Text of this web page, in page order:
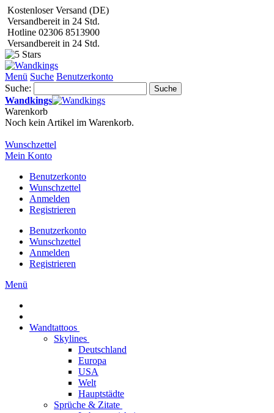
Kostenloser Versand (DE)
Versandbereit in 24 Std.
Hotline 02306 8513900
Versandbereit in 24 Std.
Menü Suche Benutzerkonto
Suche:
Suche
Wandkings
Warenkorb
Noch kein Artikel im Warenkorb.
Wunschzettel
Mein Konto
Benutzerkonto
Wunschzettel
Anmelden
Registrieren
Benutzerkonto
Wunschzettel
Anmelden
Registrieren
Menü
Wandtattoos
Skylines
Deutschland
Europa
USA
Welt
Hauptstädte
Sprüche & Zitate